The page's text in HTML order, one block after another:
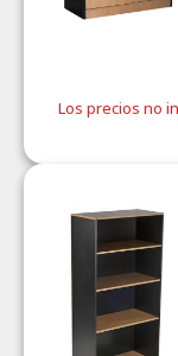
Los precios no